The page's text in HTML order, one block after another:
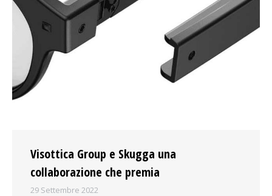
Visottica Group e Skugga una
collaborazione che premia
29 Settembre 2022